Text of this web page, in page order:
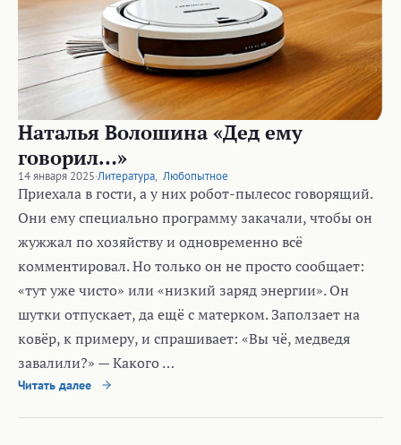
Haталья Вoлoшина «Дед ему
говорил…»
14 января 2025·Литература, Любопытное
Приехала в гости, а у них робот-пылесос говорящий.
Они ему специально программу закачали, чтобы он
жужжал по хозяйству и одновременно всё
комментировал. Но только он не просто сообщает:
«тут уже чисто» или «низкий заряд энергии». Он
шутки отпускает, да ещё с матерком. Заползает на
ковёр, к примеру, и спрашивает: «Вы чë, медведя
завалили?» — Какого …
Читать далее